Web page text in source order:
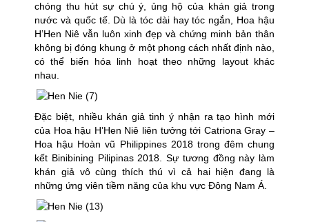
chóng thu hút sự chú ý, ủng hộ của khán giả trong
nước và quốc tế. Dù là tóc dài hay tóc ngắn, Hoa hậu
H’Hen Niê vẫn luôn xinh đẹp và chứng minh bản thân
không bị đóng khung ở một phong cách nhất định nào,
có thể biến hóa linh hoạt theo những layout khác
nhau.
Đặc biệt, nhiều khán giả tinh ý nhận ra tạo hình mới
của Hoa hậu H’Hen Niê liên tưởng tới Catriona Gray –
Hoa hậu Hoàn vũ Philippines 2018 trong đêm chung
kết Binibining Pilipinas 2018. Sự tương đồng này làm
khán giả vô cùng thích thú vì cả hai hiện đang là
những ứng viên tiềm năng của khu vực Đông Nam Á.